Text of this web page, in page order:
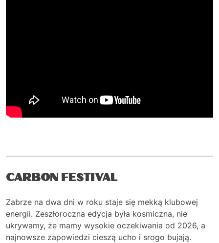
CARBON FESTIVAL
Zabrze na dwa dni w roku staje się mekką klubowej
energii. Zeszłoroczna edycja była kosmiczna, nie
ukrywamy, że mamy wysokie oczekiwania od 2026, a
najnowsze zapowiedzi cieszą ucho i srogo bujają.